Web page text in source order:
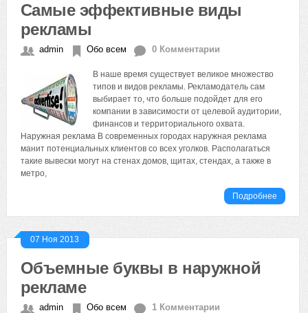
Самые эффективные виды
рекламы
admin Обо всем 0 Комментарии
В наше время существует великое множество
типов и видов рекламы. Рекламодатель сам
выбирает то, что больше подойдет для его
компании в зависимости от целевой аудитории,
финансов и территориального охвата.
Наружная реклама В современных городах наружная реклама
манит потенциальных клиентов со всех уголков. Располагаться
такие вывески могут на стенах домов, щитах, стендах, а также в
метро,
Подробнее
07 Ноя 2013
Объемные буквы в наружной
рекламе
admin Обо всем 1 Комментарии